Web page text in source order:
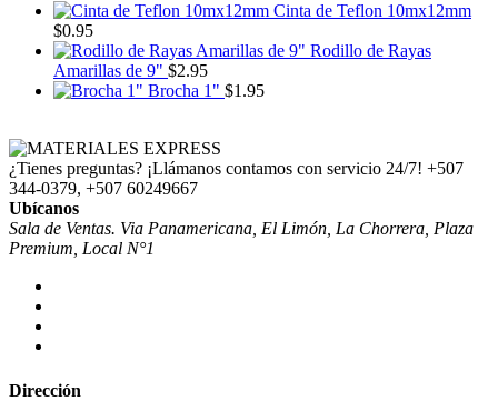
Cinta de Teflon 10mx12mm
$0.95
Rodillo de Rayas
Amarillas de 9" $2.95
Brocha 1" $1.95
¿Tienes preguntas? ¡Llámanos contamos con servicio 24/7! +507
344-0379, +507 60249667
Ubícanos
Sala de Ventas. Via Panamericana, El Limón, La Chorrera, Plaza
Premium, Local N°1
Dirección